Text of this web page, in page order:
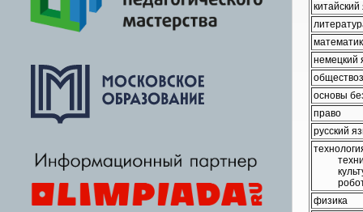
китайский
немецкий
основы
право
русский
физика